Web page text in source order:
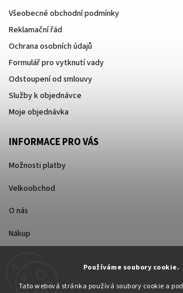
Používáme soubory cookie.
Tato webová stránka používá soubory cookie a
Všeobecné obchodní podmínky
Reklamační řád
Ochrana osobních údajů
Formulář pro vytknutí vady
Odstoupení od smlouvy
Služby k objednávce
Moje objednávka
INFORMACE PRO VÁS
Možnosti platby
Velkoobchod
O nás
Nákup